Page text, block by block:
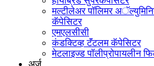
मल्टीलेअर पॉलिमर
कॅपेसिटर
एमएलसीसी
कंडक्टिव्ह टॅंटलम कॅपेसिटर
मेटलाइज्ड पॉलीप्रोपायलीन
अर्ज